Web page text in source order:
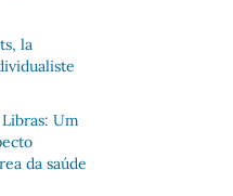
la
Um
da saúde